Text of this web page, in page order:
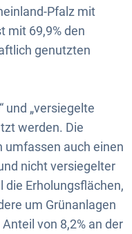
Pfalz mit
mit 69,9% den
genutzten
und „versiegelte
werden. Die
umfassen auch einen
nicht versiegelter
die Erholungsflächen,
um Grünanlagen
von 8,2% an der